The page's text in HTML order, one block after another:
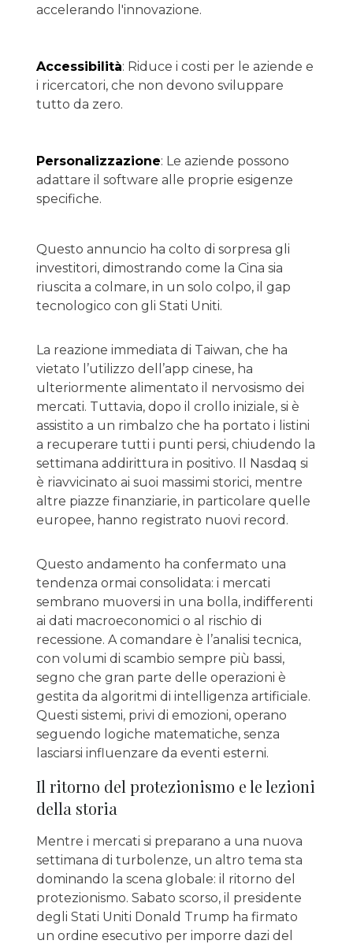
accelerando l'innovazione.
Accessibilità: Riduce i costi per le aziende e
i ricercatori, che non devono sviluppare
tutto da zero.
Personalizzazione: Le aziende possono
adattare il software alle proprie esigenze
specifiche.
Questo annuncio ha colto di sorpresa gli
investitori, dimostrando come la Cina sia
riuscita a colmare, in un solo colpo, il gap
tecnologico con gli Stati Uniti.
La reazione immediata di Taiwan, che ha
vietato l’utilizzo dell’app cinese, ha
ulteriormente alimentato il nervosismo dei
mercati. Tuttavia, dopo il crollo iniziale, si è
assistito a un rimbalzo che ha portato i listini
a recuperare tutti i punti persi, chiudendo la
settimana addirittura in positivo. Il Nasdaq si
è riavvicinato ai suoi massimi storici, mentre
altre piazze finanziarie, in particolare quelle
europee, hanno registrato nuovi record.
Questo andamento ha confermato una
tendenza ormai consolidata: i mercati
sembrano muoversi in una bolla, indifferenti
ai dati macroeconomici o al rischio di
recessione. A comandare è l’analisi tecnica,
con volumi di scambio sempre più bassi,
segno che gran parte delle operazioni è
gestita da algoritmi di intelligenza artificiale.
Questi sistemi, privi di emozioni, operano
seguendo logiche matematiche, senza
lasciarsi influenzare da eventi esterni.
Il ritorno del protezionismo e le lezioni
della storia
Mentre i mercati si preparano a una nuova
settimana di turbolenze, un altro tema sta
dominando la scena globale: il ritorno del
protezionismo. Sabato scorso, il presidente
degli Stati Uniti Donald Trump ha firmato
un ordine esecutivo per imporre dazi del